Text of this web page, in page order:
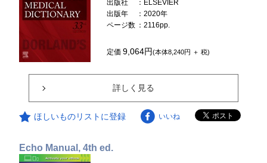
出版社
：ELSEVIER
出版年
：2020年
ページ数 ：2116pp.
定価9,064円(本体8,240円 ＋ 税)
詳しく見る
ほしいものリストに登録 いいね
Echo Manual, 4th ed.